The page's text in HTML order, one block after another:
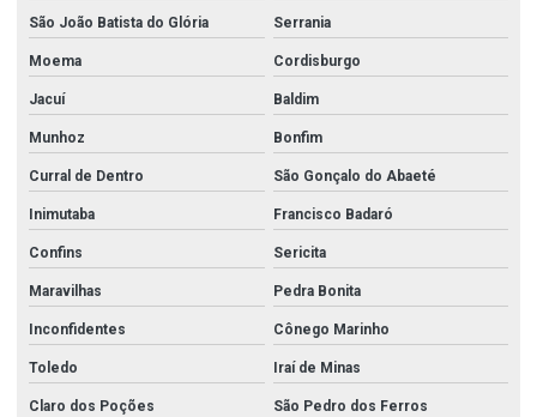
São João Batista do Glória Serrania
Moema Cordisburgo
Jacuí Baldim
Munhoz Bonfim
Curral de Dentro São Gonçalo do Abaeté
Inimutaba Francisco Badaró
Confins Sericita
Maravilhas Pedra Bonita
Inconfidentes Cônego Marinho
Toledo Iraí de Minas
Claro dos Poções São Pedro dos Ferros